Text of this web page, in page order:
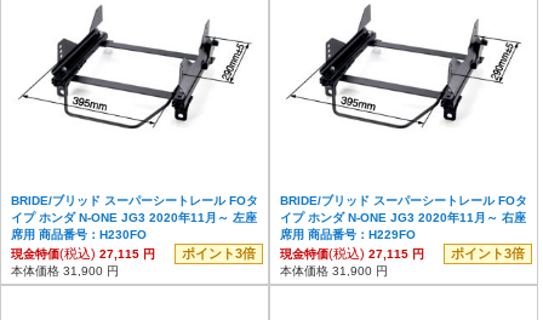
BRIDE/ブリッド スーパーシートレール FOタ
イプ ホンダ N-ONE JG3 2020年11月～ 左座
席用 商品番号：H230FO
現金特価(税込) 27,115 円 ポイント3倍
本体価格 31,900 円
BRIDE/ブリッド スーパーシートレール FOタ
イプ ホンダ N-ONE JG3 2020年11月～ 右座
席用 商品番号：H229FO
現金特価(税込) 27,115 円 ポイント3倍
本体価格 31,900 円